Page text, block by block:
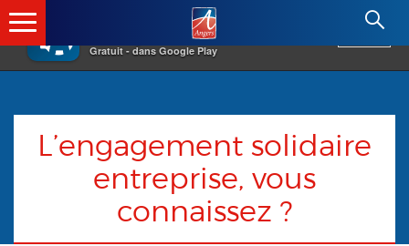
×
Gratuit - dans Google Play
Angers.fr : Retour à l'accueil
L’engagement solidaire
entreprise, vous
connaissez ?